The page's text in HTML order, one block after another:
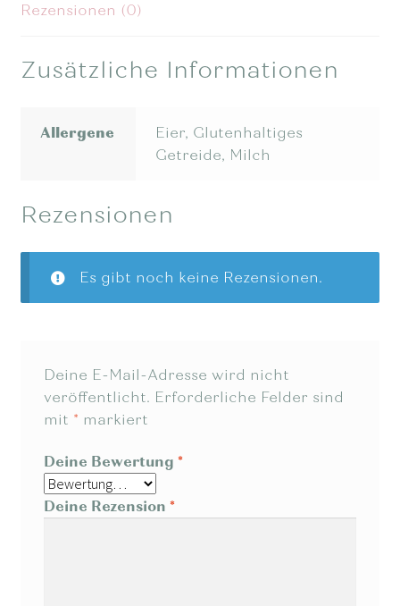
Rezensionen (0)
Zusätzliche Informationen
Allergene
Eier, Glutenhaltiges
Getreide, Milch
Rezensionen
Es gibt noch keine Rezensionen.
Deine E-Mail-Adresse wird nicht
veröffentlicht. Erforderliche Felder sind
mit * markiert
Deine Bewertung *
Deine Rezension *